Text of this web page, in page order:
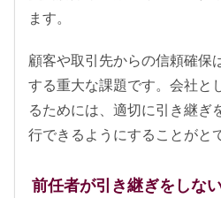
ます。
顧客や取引先からの信頼確保
する重大な課題です。会社と
るためには、適切に引き継ぎ
行できるようにすることがと
前任者が引き継ぎをしな